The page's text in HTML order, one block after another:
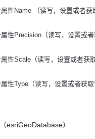
性Name （读写，设置或者获
属性Precision（读写，设置或
属性Scale（读写，设置或者获
性Type（读写，设置或者获
esriGeoDatabase）